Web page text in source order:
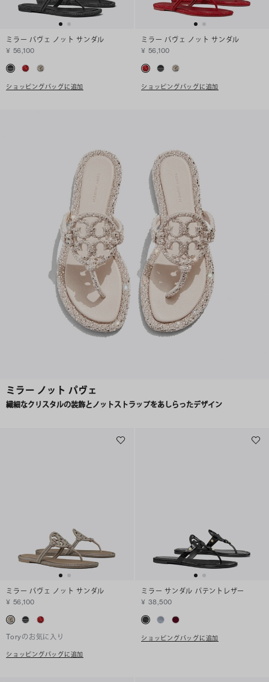
ミラー パヴェ ノット サンダル
¥ 56,100
ショッピングバッグに追加
ミラー パヴェ ノット サンダル
¥ 56,100
ショッピングバッグに追加
ミラー ノット パヴェ
繊細なクリスタルの装飾とノットストラップをあしらったデザイン
ミラー パヴェ ノット サンダル
¥ 56,100
Toryのお気に入り
ショッピングバッグに追加
ミラー サンダル パテントレザー
¥ 38,500
ショッピングバッグに追加